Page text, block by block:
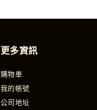
更多資訊
購物車
我的帳號
公司地址